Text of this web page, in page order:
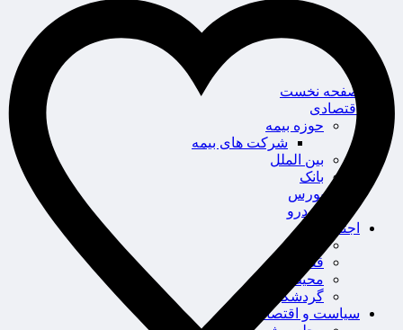
صفحه نخست
اقتصادی
حوزه بیمه
شرکت های بیمه
بین الملل
بانک
بورس
خودرو
اجتماعی
سلامت
قضایی
محیط زیست
گردشگری
سیاست و اقتصاد